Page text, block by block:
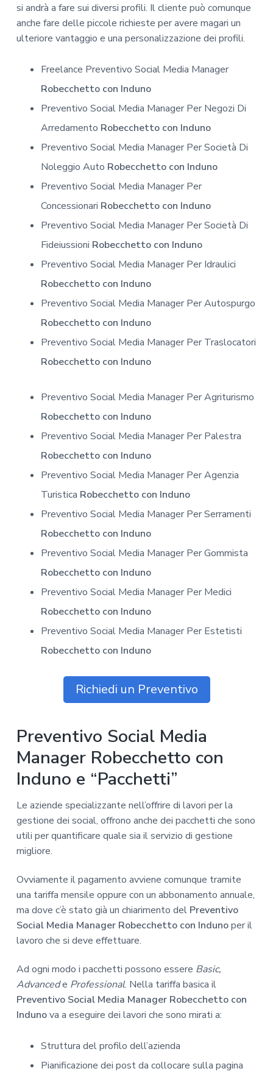
si andrà a fare sui diversi profili. Il cliente può comunque
anche fare delle piccole richieste per avere magari un
ulteriore vantaggio e una personalizzazione dei profili.
Freelance Preventivo Social Media Manager
Robecchetto con Induno
Preventivo Social Media Manager Per Negozi Di
Arredamento Robecchetto con Induno
Preventivo Social Media Manager Per Società Di
Noleggio Auto Robecchetto con Induno
Preventivo Social Media Manager Per
Concessionari Robecchetto con Induno
Preventivo Social Media Manager Per Società Di
Fideiussioni Robecchetto con Induno
Preventivo Social Media Manager Per Idraulici
Robecchetto con Induno
Preventivo Social Media Manager Per Autospurgo
Robecchetto con Induno
Preventivo Social Media Manager Per Traslocatori
Robecchetto con Induno
Preventivo Social Media Manager Per Agriturismo
Robecchetto con Induno
Preventivo Social Media Manager Per Palestra
Robecchetto con Induno
Preventivo Social Media Manager Per Agenzia
Turistica Robecchetto con Induno
Preventivo Social Media Manager Per Serramenti
Robecchetto con Induno
Preventivo Social Media Manager Per Gommista
Robecchetto con Induno
Preventivo Social Media Manager Per Medici
Robecchetto con Induno
Preventivo Social Media Manager Per Estetisti
Robecchetto con Induno
Richiedi un Preventivo
Preventivo Social Media
Manager Robecchetto con
Induno e “Pacchetti”
Le aziende specializzante nell’offrire di lavori per la
gestione dei social, offrono anche dei pacchetti che sono
utili per quantificare quale sia il servizio di gestione
migliore.
Ovviamente il pagamento avviene comunque tramite
una tariffa mensile oppure con un abbonamento annuale,
ma dove c’è stato già un chiarimento del Preventivo
Social Media Manager Robecchetto con Indunoper il
lavoro che si deve effettuare.
Ad ogni modo i pacchetti possono essere Basic,
Advancede Professional. Nella tariffa basica il
Preventivo Social Media Manager Robecchetto con
Indunova a eseguire dei lavori che sono mirati a:
Struttura del profilo dell’azienda
Pianificazione dei post da collocare sulla pagina